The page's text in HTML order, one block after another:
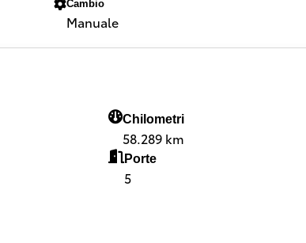
Cambio
Manuale
Chilometri
58.289 km
Porte
5